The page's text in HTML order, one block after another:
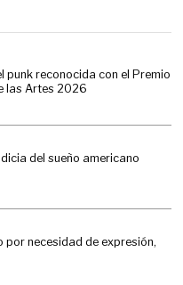
punk reconocida con el Premio
las Artes 2026
del sueño americano
por necesidad de expresión,